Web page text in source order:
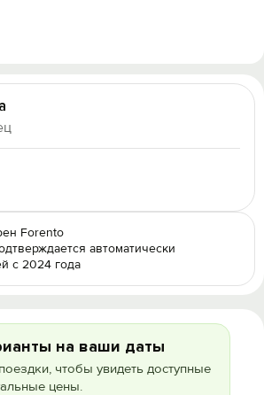
Forento
автоматически
с 2024 года
на ваши даты
чтобы увидеть доступные
цены.